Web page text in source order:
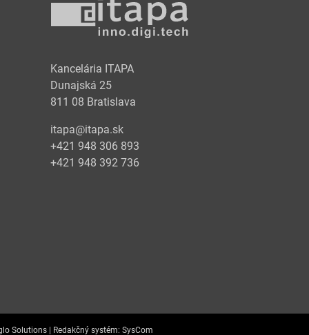
Kancelária ITAPA
Dunajská 25
811 08 Bratislava
itapa@itapa.sk
+421 948 306 893
+421 948 392 736
Solutions | Redakčný systém: SysCom